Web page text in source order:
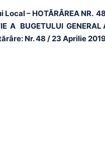
– HOTĂRÂREA NR.
A BUGETULUI
Nr. 48 / 23 Aprilie